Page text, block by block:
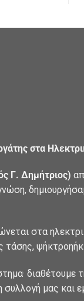
στα
Γ. Δημήτριος)
στα
διαθέτουμε
συλλογή μας και